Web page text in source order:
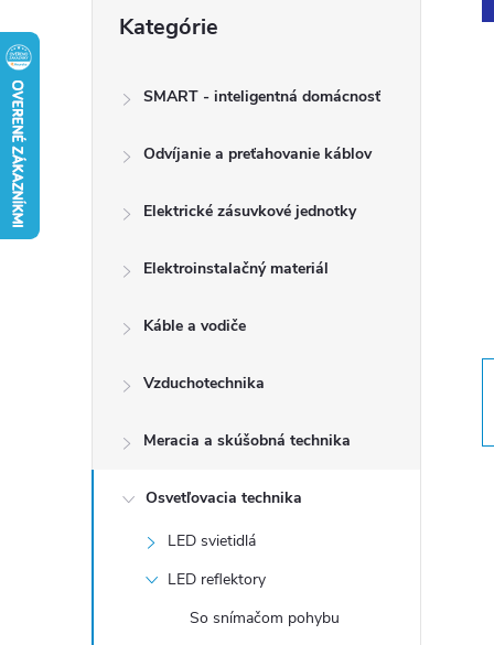
kategórie
Kategórie
SMART - inteligentná domácnosť
Odvíjanie a preťahovanie káblov
Elektrické zásuvkové jednotky
Elektroinstalačný materiál
Káble a vodiče
Vzduchotechnika
Meracia a skúšobná technika
Osvetľovacia technika
LED svietidlá
LED reflektory
So snímačom pohybu